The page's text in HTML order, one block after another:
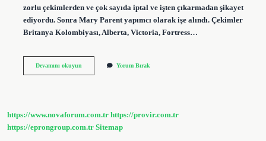
zorlu çekimlerden ve çok sayıda iptal ve işten çıkarmadan şikayet
ediyordu. Sonra Mary Parent yapımcı olarak işe alındı. Çekimler
Britanya Kolombiyası, Alberta, Victoria, Fortress…
Devamını okuyunKıyamet
Yorum Bırak
https://www.novaforum.com.tr https://provir.com.tr
https://eprongroup.com.tr Sitemap